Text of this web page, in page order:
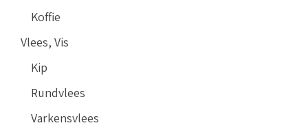
Koffie
Vlees, Vis
Kip
Rundvlees
Varkensvlees